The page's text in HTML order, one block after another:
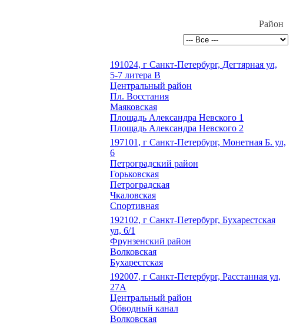
Район
191024, г Санкт-Петербург, Дегтярная ул,
5-7 литера В
Центральный район
Пл. Восстания
Маяковская
Площадь Александра Невского 1
Площадь Александра Невского 2
197101, г Санкт-Петербург, Монетная Б. ул,
6
Петроградский район
Горьковская
Петроградская
Чкаловская
Спортивная
192102, г Санкт-Петербург, Бухарестская
ул, 6/1
Фрунзенский район
Волковская
Бухарестская
192007, г Санкт-Петербург, Расстанная ул,
27А
Центральный район
Обводный канал
Волковская